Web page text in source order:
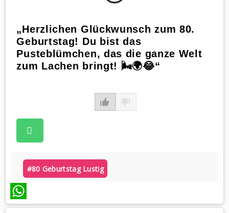
„Herzlichen Glückwunsch zum 80.
Geburtstag! Du bist das
Pusteblümchen, das die ganze Welt
zum Lachen bringt! 🌬️🌍😂“
#80 Geburtstag Lustig
WhatsApp